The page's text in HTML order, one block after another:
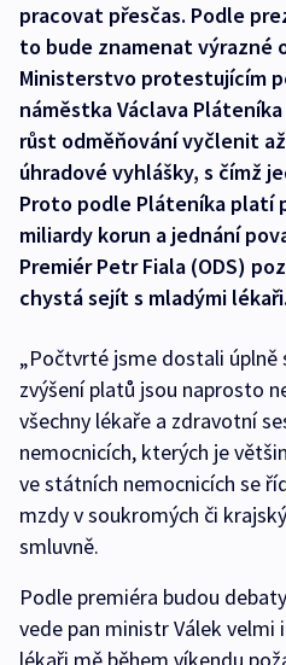
pracovat přesčas. Podle
to bude znamenat výrazné
Ministerstvo protestujícím
náměstka Václava
růst odměňování vyčlenit
úhradové vyhlášky, s čímž
Proto podle Pláteníka platí
miliardy korun a jednání
Premiér Petr Fiala (ODS)
chystá sejít s mladými lékaři.
„Počtvrté jsme dostali úplně
zvýšení platů jsou naprosto
všechny lékaře a zdravotní
nemocnicích, kterých je
ve státních nemocnicích se
mzdy v soukromých či
smluvně.
Podle premiéra budou
vede pan ministr Válek velmi